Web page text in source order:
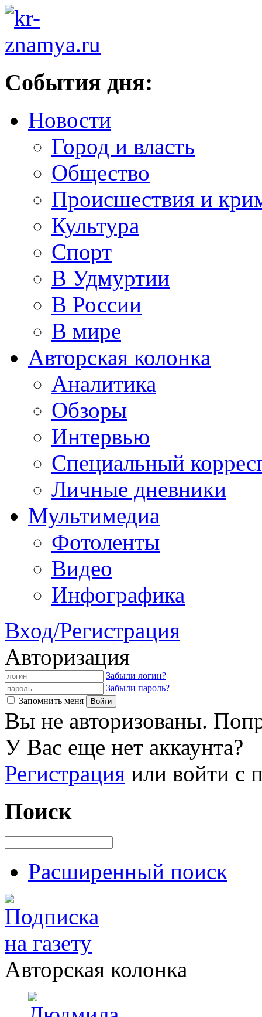
События дня:
Новости
Город и власть
Общество
Происшествия и
Культура
Спорт
В Удмуртии
В России
В мире
Авторская колонка
Аналитика
Обзоры
Интервью
Специальный
Личные дневники
Мультимедиа
Фотоленты
Видео
Инфографика
Вход/Регистрация
Авторизация
Забыли логин?
Забыли пароль?
Запомнить меня
Вы не авторизованы.
У Вас еще нет аккаунта?
Регистрация или войти с
Поиск
Расширенный поиск
Авторская колонка